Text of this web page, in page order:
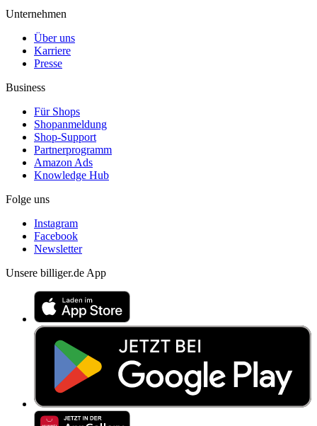
Unternehmen
Über uns
Karriere
Presse
Business
Für Shops
Shopanmeldung
Shop-Support
Partnerprogramm
Amazon Ads
Knowledge Hub
Folge uns
Instagram
Facebook
Newsletter
Unsere billiger.de App